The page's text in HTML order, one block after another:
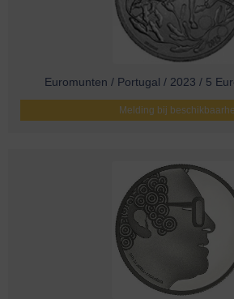
Euromunten / Portugal / 2023 / 5
Melding bij